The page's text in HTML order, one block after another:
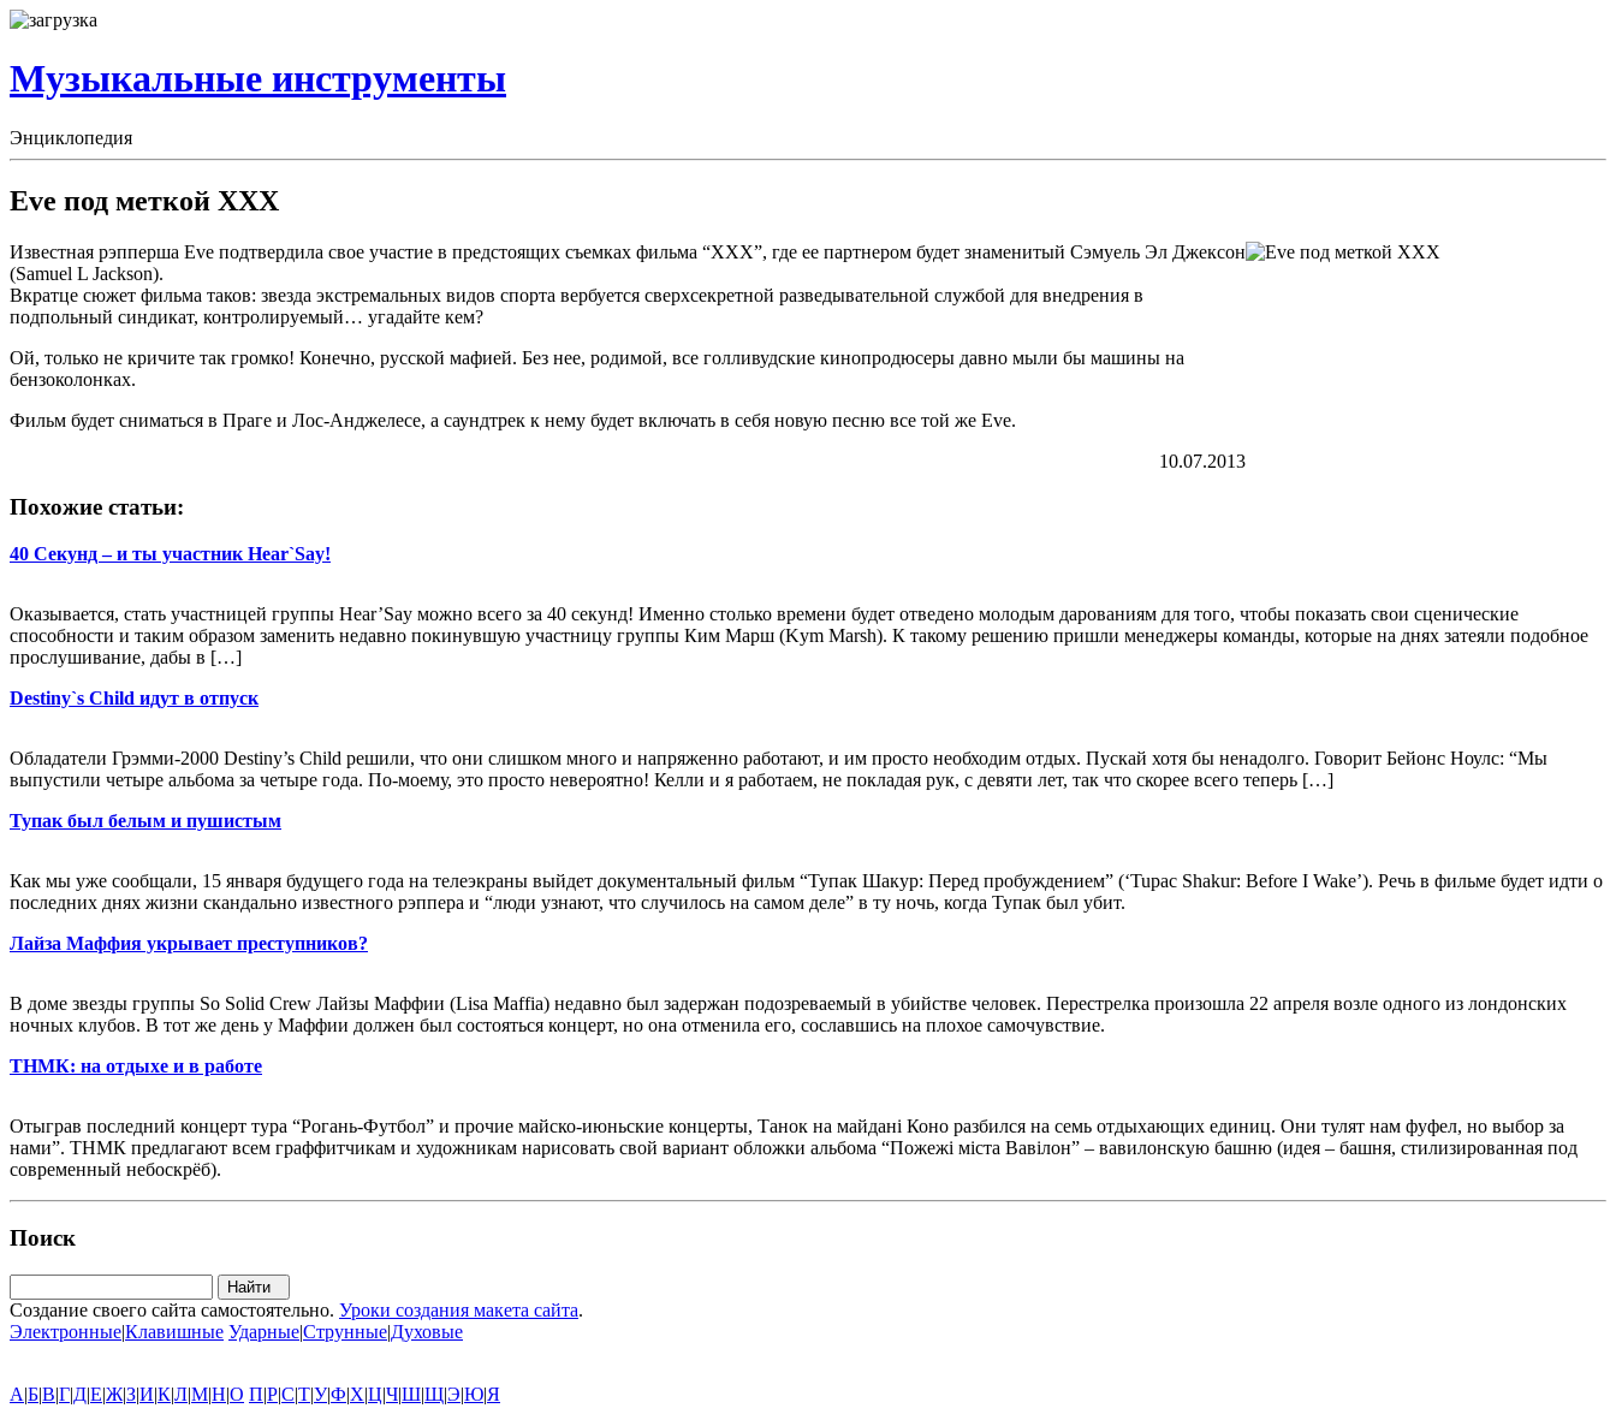
Музыкальные инструменты
Энциклопедия
Eve под меткой XXX
Известная рэпперша Eve подтвердила свое участие в предстоящих съемках фильма “XXX”, где ее партнером будет знаменитый Сэмуель Эл Джексон
(Samuel L Jackson).
Вкратце сюжет фильма таков: звезда экстремальных видов спорта вербуется сверхсекретной разведывательной службой для внедрения в
подпольный синдикат, контролируемый… угадайте кем?
Ой, только не кричите так громко! Конечно, русской мафией. Без нее, родимой, все голливудские кинопродюсеры давно мыли бы машины на
бензоколонках.
Фильм будет сниматься в Праге и Лос-Анджелесе, а саундтрек к нему будет включать в себя новую песню все той же Eve.
10.07.2013
Похожие статьи:
40 Секунд – и ты участник Hear`Say!
Оказывается, стать участницей группы Hear’Say можно всего за 40 секунд! Именно столько времени будет отведено молодым дарованиям для того, чтобы показать свои сценические
способности и таким образом заменить недавно покинувшую участницу группы Ким Марш (Kym Marsh). К такому решению пришли менеджеры команды, которые на днях затеяли подобное
прослушивание, дабы в […]
Destiny`s Child идут в отпуск
Обладатели Грэмми-2000 Destiny’s Child решили, что они слишком много и напряженно работают, и им просто необходим отдых. Пускай хотя бы ненадолго. Говорит Бейонс Ноулс: “Мы
выпустили четыре альбома за четыре года. По-моему, это просто невероятно! Келли и я работаем, не покладая рук, с девяти лет, так что скорее всего теперь […]
Тупак был белым и пушистым
Как мы уже сообщали, 15 января будущего года на телеэкраны выйдет документальный фильм “Тупак Шакур: Перед пробуждением” (‘Tupac Shakur: Before I Wake’). Речь в фильме будет идти о
последних днях жизни скандально известного рэппера и “люди узнают, что случилось на самом деле” в ту ночь, когда Тупак был убит.
Лайза Маффия укрывает преступников?
В доме звезды группы So Solid Crew Лайзы Маффии (Lisa Maffia) недавно был задержан подозреваемый в убийстве человек. Перестрелка произошла 22 апреля возле одного из лондонских
ночных клубов. В тот же день у Маффии должен был состояться концерт, но она отменила его, сославшись на плохое самочувствие.
ТНМК: на отдыхе и в работе
Отыграв последний концерт тура “Рогань-Футбол” и прочие майско-июньские концерты, Танок на майдані Кон­о разбился на семь отдыхающих единиц. Они тулят нам фуфел, но выбор за
нами”. ТНМК предлагают всем граффитчикам и художникам нарисовать свой вариант обложки альбома “Пожежі міста Вавілон” – вавилонскую башню (идея – башня, стилизированная под
современный небоскрёб).
Поиск
Создание своего сайта самостоятельно. Уроки создания макета сайта.
Электронные|Клавишные Ударные|Струнные|Духовые
А|Б|В|Г|Д|Е|Ж|З|И|К|Л|М|Н|О П|Р|С|Т|У|Ф|Х|Ц|Ч|Ш|Щ|Э|Ю|Я